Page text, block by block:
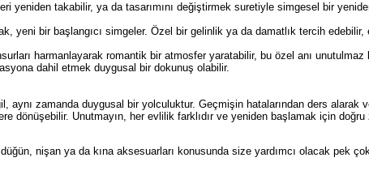
yeniden takabilir, ya da tasarımını değiştirmek suretiyle simgesel bir
yeni bir başlangıcı simgeler. Özel bir gelinlik ya da damatlık tercih edebilir,
harmanlayarak romantik bir atmosfer yaratabilir, bu özel anı unutulmaz
dahil etmek duygusal bir dokunuş olabilir.
aynı zamanda duygusal bir yolculuktur. Geçmişin hatalarından ders alarak
dönüşebilir. Unutmayın, her evlilik farklıdır ve yeniden başlamak için doğru
nişan ya da kına aksesuarları konusunda size yardımcı olacak pek